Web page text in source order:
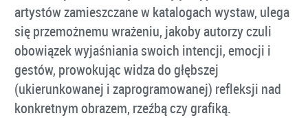
artystów zamieszczane w katalogach wystaw, ulega
się przemożnemu wrażeniu, jakoby autorzy czuli
obowiązek wyjaśniania swoich intencji, emocji i
gestów, prowokując widza do głębszej
(ukierunkowanej i zaprogramowanej) refleksji nad
konkretnym obrazem, rzeźbą czy grafiką.